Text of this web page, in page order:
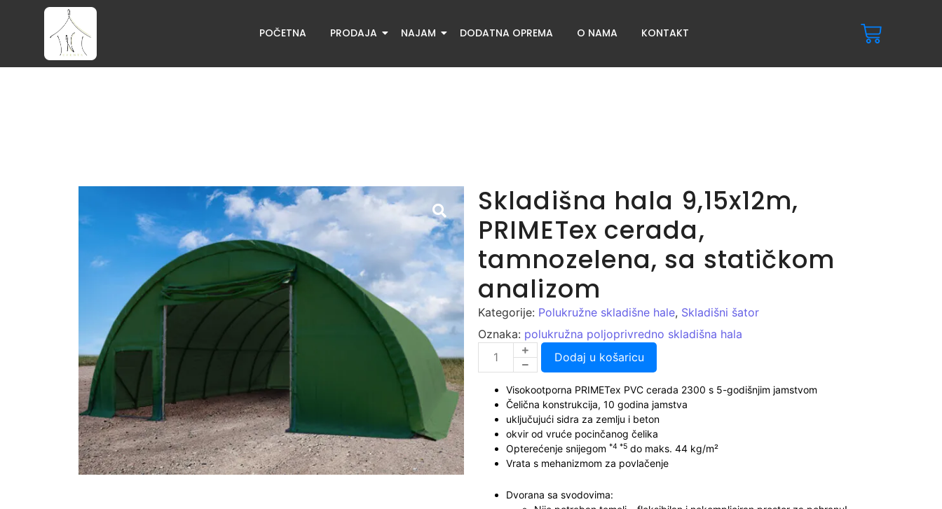
POČETNA PRODAJA NAJAM DODATNA OPREMA O NAMA KONTAKT
Skladišna hala 9,15x12m,
PRIMETex cerada,
tamnozelena, sa statičkom
analizom
Kategorije: Polukružne skladišne hale, Skladišni šator
Oznaka: polukružna poljoprivredno skladišna hala
Dodaj u košaricu
Visokootporna PRIMETex PVC cerada 2300 s 5-godišnjim jamstvom
Čelična konstrukcija, 10 godina jamstva
uključujući sidra za zemlju i beton
okvir od vruće pocinčanog čelika
Opterećenje snijegom *4 *5 do maks. 44 kg/m²
Vrata s mehanizmom za povlačenje
Dvorana sa svodovima: